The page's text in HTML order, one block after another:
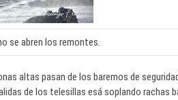
se abren los remontes.
altas pasan de los baremos de
de los telesillas esá soplando rachas